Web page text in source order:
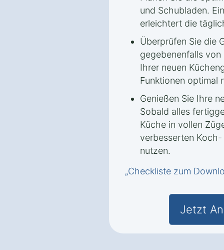
und Schubladen.
erleichtert die
Überprüfen Sie die
gegebenenfalls
Ihrer neuen
Funktionen optimal
Genießen Sie Ihre
Sobald alles
Küche in vollen
verbesserten
nutzen.
„Checkliste zum
Jetzt